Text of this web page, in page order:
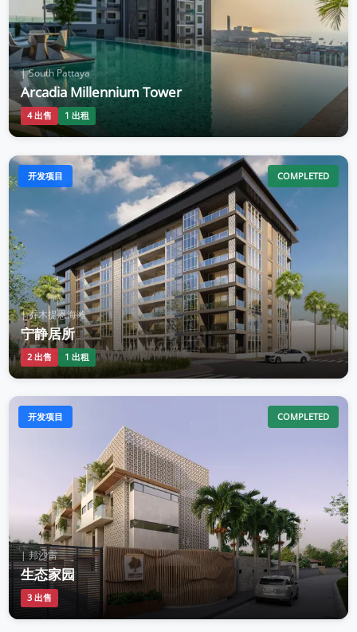
| South Pattaya
Arcadia Millennium Tower
4 出售 1 出租
开发项目 COMPLETED
| 乔木提恩海滩
宁静居所
2 出售 1 出租
开发项目 COMPLETED
| 邦沙雷
生态家园
3 出售